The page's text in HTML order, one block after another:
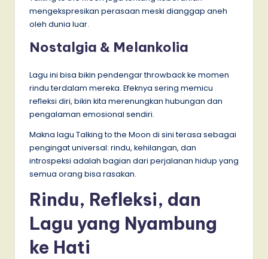
mengekspresikan perasaan meski dianggap aneh
oleh dunia luar.
Nostalgia & Melankolia
Lagu ini bisa bikin pendengar throwback ke momen
rindu terdalam mereka. Efeknya sering memicu
refleksi diri, bikin kita merenungkan hubungan dan
pengalaman emosional sendiri.
Makna lagu Talking to the Moon di sini terasa sebagai
pengingat universal: rindu, kehilangan, dan
introspeksi adalah bagian dari perjalanan hidup yang
semua orang bisa rasakan.
Rindu, Refleksi, dan
Lagu yang Nyambung
ke Hati